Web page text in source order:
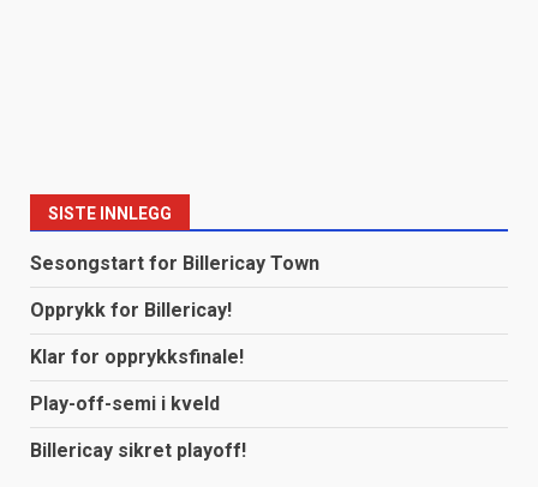
SISTE INNLEGG
Sesongstart for Billericay Town
Opprykk for Billericay!
Klar for opprykksfinale!
Play-off-semi i kveld
Billericay sikret playoff!